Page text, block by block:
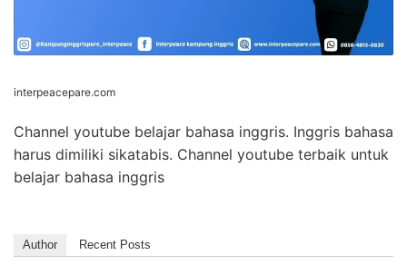
interpeacepare.com
Channel youtube belajar bahasa inggris. Inggris bahasa
harus dimiliki sikatabis. Channel youtube terbaik untuk
belajar bahasa inggris
Author Recent Posts